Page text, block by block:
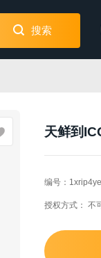
搜索
天鲜到
编号：
授权方式： 不